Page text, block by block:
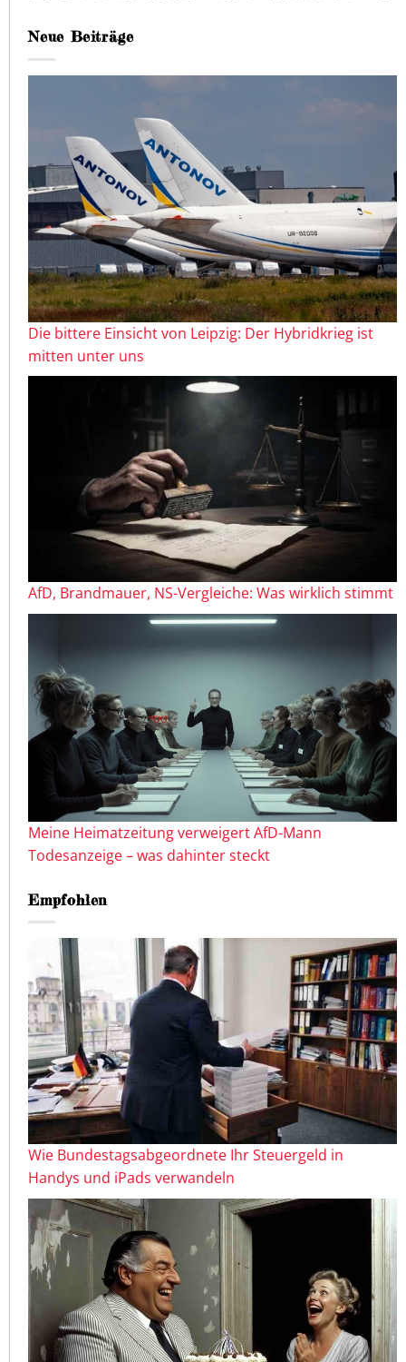
Neue Beiträge
Die bittere Einsicht von Leipzig: Der Hybridkrieg ist
mitten unter uns
AfD, Brandmauer, NS-Vergleiche: Was wirklich stimmt
Meine Heimatzeitung verweigert AfD-Mann
Todesanzeige – was dahinter steckt
Empfohlen
Wie Bundestagsabgeordnete Ihr Steuergeld in
Handys und iPads verwandeln